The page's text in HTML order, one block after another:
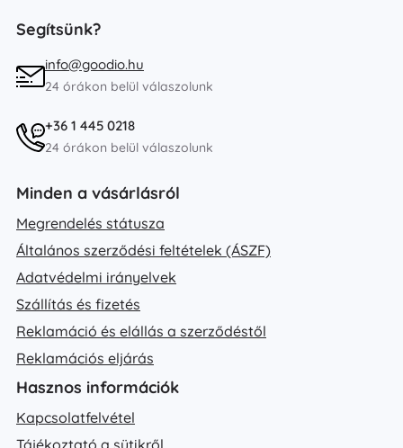
Segítsünk?
info@goodio.hu
24 órákon belül válaszolunk
+36 1 445 0218
24 órákon belül válaszolunk
Minden a vásárlásról
Megrendelés státusza
Általános szerződési feltételek (ÁSZF)
Adatvédelmi irányelvek
Szállítás és fizetés
Reklamáció és elállás a szerződéstől
Reklamációs eljárás
Hasznos információk
Kapcsolatfelvétel